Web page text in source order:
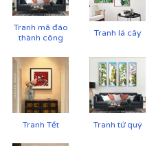
Tranh mã đáo
thành công
Tranh lá cây
Tranh Tết Tranh tứ quý